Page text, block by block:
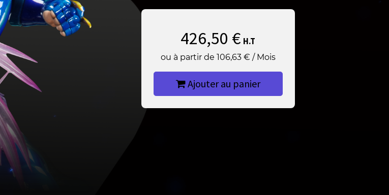
426,50 € H.T
ou à partir de 106,63€ / Mois
Ajouter au panier